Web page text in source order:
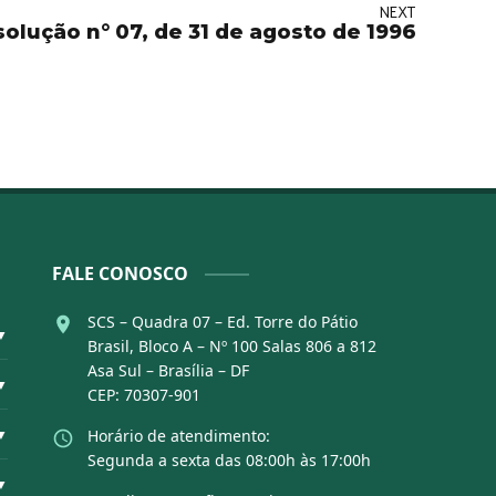
NEXT
n° 07, de 31 de agosto de 1996
FALE CONOSCO
SCS – Quadra 07 – Ed. Torre do Pátio
Brasil, Bloco A – Nº 100 Salas 806 a 812
Asa Sul – Brasília – DF
CEP: 70307-901
Horário de atendimento:
Segunda a sexta das 08:00h às 17:00h